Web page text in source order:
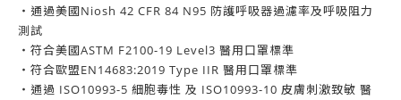
・通過美國Niosh 42 CFR 84 N95 防護呼吸器過濾率及呼吸阻力
測試
・符合美國ASTM F2100-19 Level3 醫用口罩標準
・符合歐盟EN14683:2019 Type IIR 醫用口罩標準
・通過 ISO10993-5 細胞毒性 及 ISO10993-10 皮膚刺激致敏 醫